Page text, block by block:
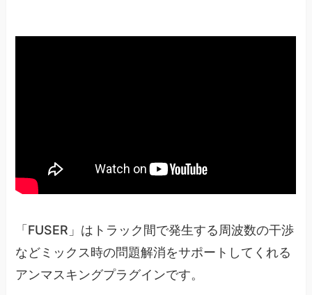
「FUSER」はトラック間で発生する周波数の干渉
などミックス時の問題解消をサポートしてくれる
アンマスキングプラグインです。